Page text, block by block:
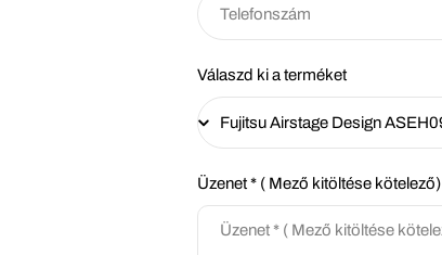
Válaszd ki a terméket
Üzenet * ( Mező kitöltése kötelező)